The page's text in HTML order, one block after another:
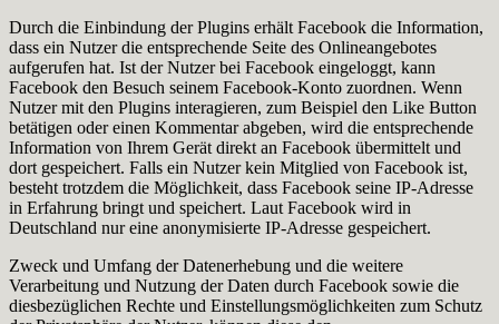
Durch die Einbindung der Plugins erhält Facebook die Information,
dass ein Nutzer die entsprechende Seite des Onlineangebotes
aufgerufen hat. Ist der Nutzer bei Facebook eingeloggt, kann
Facebook den Besuch seinem Facebook-Konto zuordnen. Wenn
Nutzer mit den Plugins interagieren, zum Beispiel den Like Button
betätigen oder einen Kommentar abgeben, wird die entsprechende
Information von Ihrem Gerät direkt an Facebook übermittelt und
dort gespeichert. Falls ein Nutzer kein Mitglied von Facebook ist,
besteht trotzdem die Möglichkeit, dass Facebook seine IP-Adresse
in Erfahrung bringt und speichert. Laut Facebook wird in
Deutschland nur eine anonymisierte IP-Adresse gespeichert.
Zweck und Umfang der Datenerhebung und die weitere
Verarbeitung und Nutzung der Daten durch Facebook sowie die
diesbezüglichen Rechte und Einstellungsmöglichkeiten zum Schutz